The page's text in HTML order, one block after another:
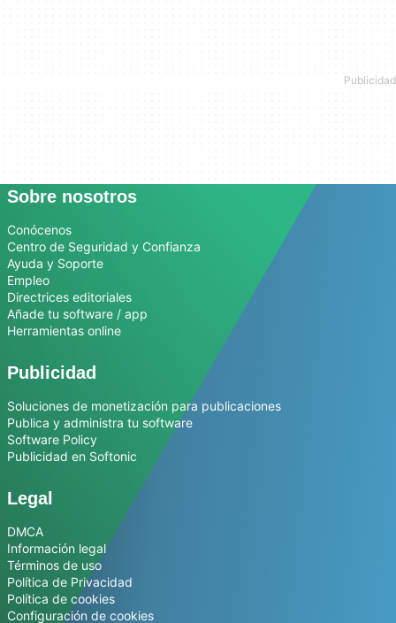
Sobre nosotros
Conócenos
Centro de Seguridad y Confianza
Ayuda y Soporte
Empleo
Directrices editoriales
Añade tu software / app
Herramientas online
Publicidad
Soluciones de monetización para publicaciones
Publica y administra tu software
Software Policy
Publicidad en Softonic
Legal
DMCA
Información legal
Términos de uso
Política de Privacidad
Política de cookies
Configuración de cookies